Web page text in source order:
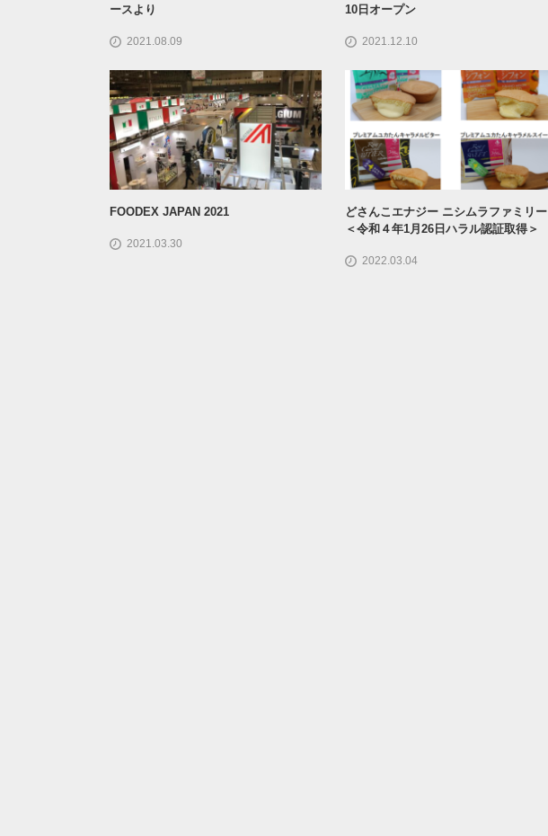
ースより
2021.08.09
10日オープン
2021.12.10
FOODEX JAPAN 2021
2021.03.30
どさんこエナジー ニシムラファミリー
＜令和４年1月26日ハラル認証取得＞
2022.03.04